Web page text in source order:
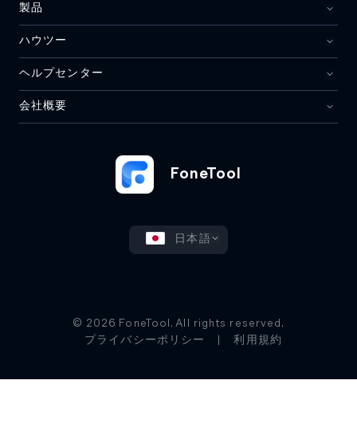
FoneTool
日本語
製品
ハウツー
ヘルプセンター
会社概要
© 2026 FoneTool. All rights reserved.
プライバシーポリシー
利用規約